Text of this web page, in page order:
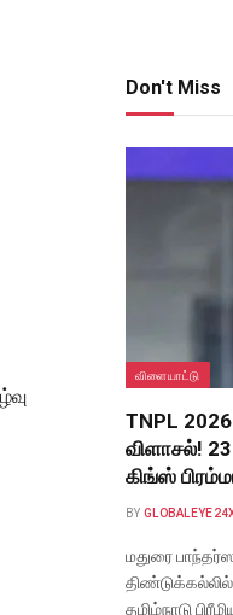
Don't Miss
விளையாட்டு
TNPL
விளாசல்!
கிங்ஸ்
BY
மதுரை
தமிழ்நாடு